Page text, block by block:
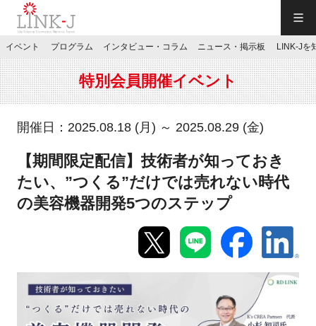
JP／EN
特別会員専用メニュー
施設ご予約
マイページ
イベント プログラム インタビュー・コラム ニュース・掲示板 LINK-Jを
特別会員開催イベント
開催日：2025.08.18 (月) ～ 2025.08.29 (金)
【期間限定配信】技術者が知っておき
たい、”つくる”だけでは売れない時代
の美容機器開発5つのステップ